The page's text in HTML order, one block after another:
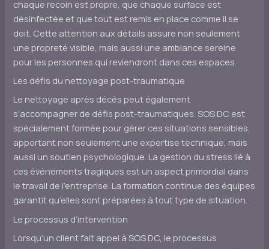
chaque recoin est propre, que chaque surface est
désinfectée et que tout est remis en place comme il se
doit. Cette attention aux détails assure non seulement
une propreté visible, mais aussi une ambiance sereine
pour les personnes qui reviendront dans ces espaces.
Les défis du nettoyage post-traumatique
Le nettoyage après décès peut également
s’accompagner de défis post-traumatiques. SOS DC est
spécialement formée pour gérer ces situations sensibles,
apportant non seulement une expertise technique, mais
aussi un soutien psychologique. La gestion du stress lié à
ces événements tragiques est un aspect primordial dans
le travail de l’entreprise. La formation continue des équipes
garantit qu’elles sont préparées à tout type de situation.
Le processus d’intervention
Lorsqu’un client fait appel à SOS DC, le processus